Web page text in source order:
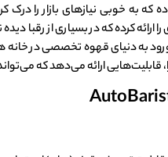
به دنیای قهوه تخصصی در
ارائه می‌دهد که می‌تواند